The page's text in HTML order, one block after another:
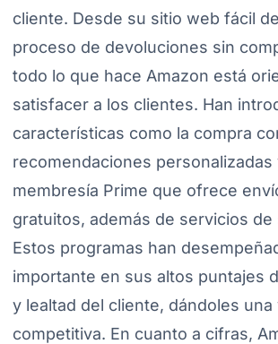
cliente. Desde su sitio web fácil
proceso de devoluciones sin
todo lo que hace Amazon está
satisfacer a los clientes. Han
características como la compra
recomendaciones personalizadas
membresía Prime que ofrece
gratuitos, además de servicios de
Estos programas han
importante en sus altos puntajes
y lealtad del cliente, dándoles una
competitiva. En cuanto a cifras,